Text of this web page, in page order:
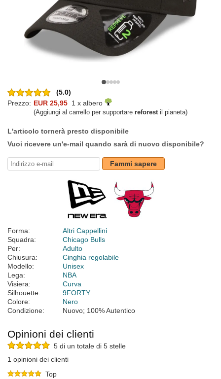
(5.0)
Prezzo: EUR 25,95 1 x albero
(Aggiungi al carrello per supportare reforestil pianeta)
L'articolo tornerà presto disponibile
Vuoi ricevere un'e-mail quando sarà di nuovo disponibile?
Fammi sapere
Forma:
Altri Cappellini
Squadra:
Chicago Bulls
Per:
Adulto
Chiusura:
Cinghia regolabile
Modello:
Unisex
Lega:
NBA
Visiera:
Curva
Silhouette:
9FORTY
Colore:
Nero
Condizione:
Nuovo; 100% Autentico
Opinioni dei clienti
5 di un totale di 5 stelle
1 opinioni dei clienti
Top